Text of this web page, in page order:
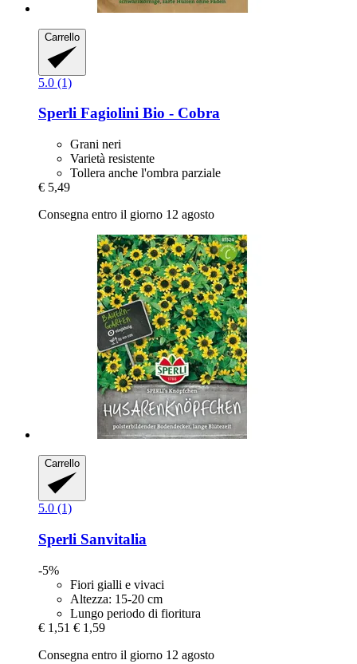
Carrello
5.0 (1)
Sperli Fagiolini Bio -​ Cobra
Grani neri
Varietà resistente
Tollera anche l'ombra parziale
€ 5,49
Consegna entro il giorno 12 agosto
Carrello
5.0 (1)
Sperli Sanvitalia
-5%
Fiori gialli e vivaci
Altezza: 15-20 cm
Lungo periodo di fioritura
€ 1,51 € 1,59
Consegna entro il giorno 12 agosto